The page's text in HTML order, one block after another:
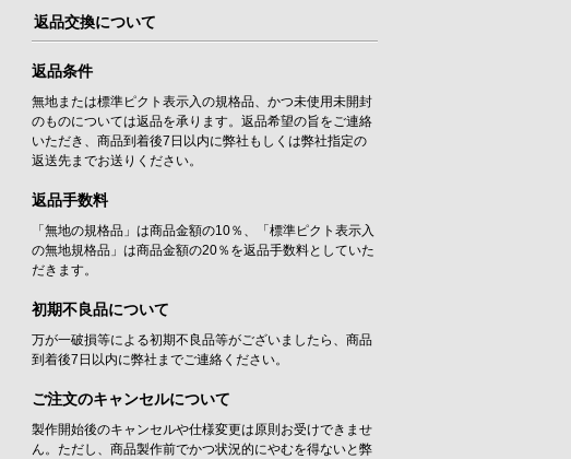
返品交換について
返品条件
無地または標準ピクト表示入の規格品、かつ未使用未開封
のものについては返品を承ります。返品希望の旨をご連絡
いただき、商品到着後7日以内に弊社もしくは弊社指定の
返送先までお送りください。
返品手数料
「無地の規格品」は商品金額の10％、「標準ピクト表示入
の無地規格品」は商品金額の20％を返品手数料としていた
だきます。
初期不良品について
万が一破損等による初期不良品等がございましたら、商品
到着後7日以内に弊社までご連絡ください。
ご注文のキャンセルについて
製作開始後のキャンセルや仕様変更は原則お受けできませ
ん。ただし、商品製作前でかつ状況的にやむを得ないと弊